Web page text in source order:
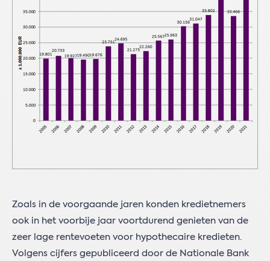
Zoals in de voorgaande jaren konden kredietnemers
ook in het voorbije jaar voortdurend genieten van de
zeer lage rentevoeten voor hypothecaire kredieten.
Volgens cijfers gepubliceerd door de Nationale Bank